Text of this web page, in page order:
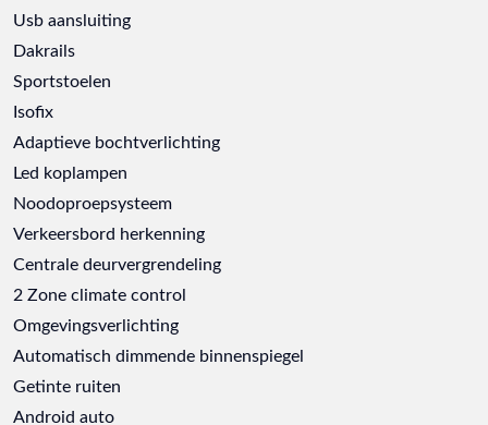
Usb aansluiting
Dakrails
Sportstoelen
Isofix
Adaptieve bochtverlichting
Led koplampen
Noodoproepsysteem
Verkeersbord herkenning
Centrale deurvergrendeling
2 Zone climate control
Omgevingsverlichting
Automatisch dimmende binnenspiegel
Getinte ruiten
Android auto